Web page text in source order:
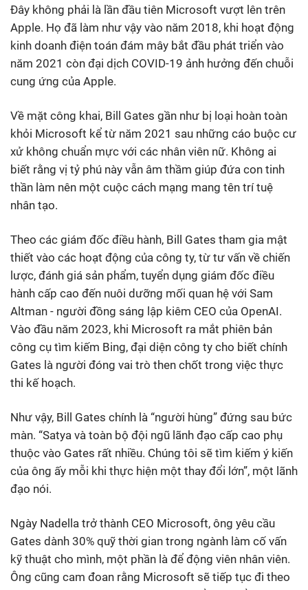
Đây không phải là lần đầu tiên Microsoft vượt lên trên
Apple. Họ đã làm như vậy vào năm 2018, khi hoạt động
kinh doanh điện toán đám mây bắt đầu phát triển vào
năm 2021 còn đại dịch COVID-19 ảnh hưởng đến chuỗi
cung ứng của Apple.
Về mặt công khai, Bill Gates gần như bị loại hoàn toàn
khỏi Microsoft kể từ năm 2021 sau những cáo buộc cư
xử không chuẩn mực với các nhân viên nữ. Không ai
biết rằng vị tỷ phú này vẫn âm thầm giúp đứa con tinh
thần làm nên một cuộc cách mạng mang tên trí tuệ
nhân tạo.
Theo các giám đốc điều hành, Bill Gates tham gia mật
thiết vào các hoạt động của công ty, từ tư vấn về chiến
lược, đánh giá sản phẩm, tuyển dụng giám đốc điều
hành cấp cao đến nuôi dưỡng mối quan hệ với Sam
Altman - người đồng sáng lập kiêm CEO của OpenAI.
Vào đầu năm 2023, khi Microsoft ra mắt phiên bản
công cụ tìm kiếm Bing, đại diện công ty cho biết chính
Gates là người đóng vai trò then chốt trong việc thực
thi kế hoạch.
Như vậy, Bill Gates chính là “người hùng” đứng sau bức
màn. “Satya và toàn bộ đội ngũ lãnh đạo cấp cao phụ
thuộc vào Gates rất nhiều. Chúng tôi sẽ tìm kiếm ý kiến
của ông ấy mỗi khi thực hiện một thay đổi lớn”, một lãnh
đạo nói.
Ngày Nadella trở thành CEO Microsoft, ông yêu cầu
Gates dành 30% quỹ thời gian trong ngành làm cố vấn
kỹ thuật cho mình, một phần là để động viên nhân viên.
Ông cũng cam đoan rằng Microsoft sẽ tiếp tục đi theo